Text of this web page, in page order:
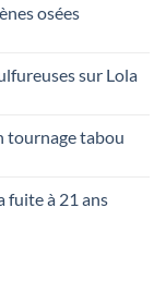
osées
sur Lola
tournage tabou
fuite à 21 ans